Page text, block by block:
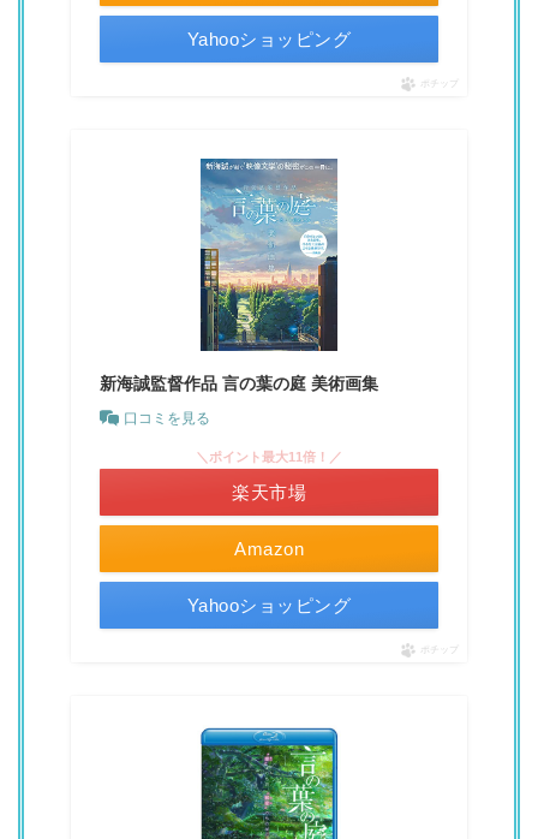
Yahooショッピング
ポチップ
新海誠監督作品 言の葉の庭 美術画集
口コミを見る
Amazon
＼ポイント最大11倍！／
楽天市場
Yahooショッピング
ポチップ